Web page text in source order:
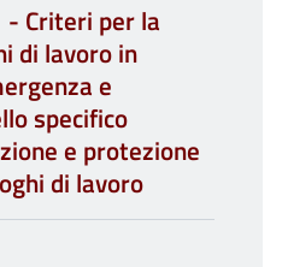
Criteri per la
di lavoro in
e
specifico
e protezione
di lavoro